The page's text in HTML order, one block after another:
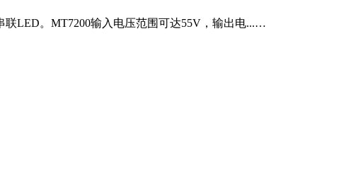
LED。MT7200输入电压范围可达55V，输出电...…